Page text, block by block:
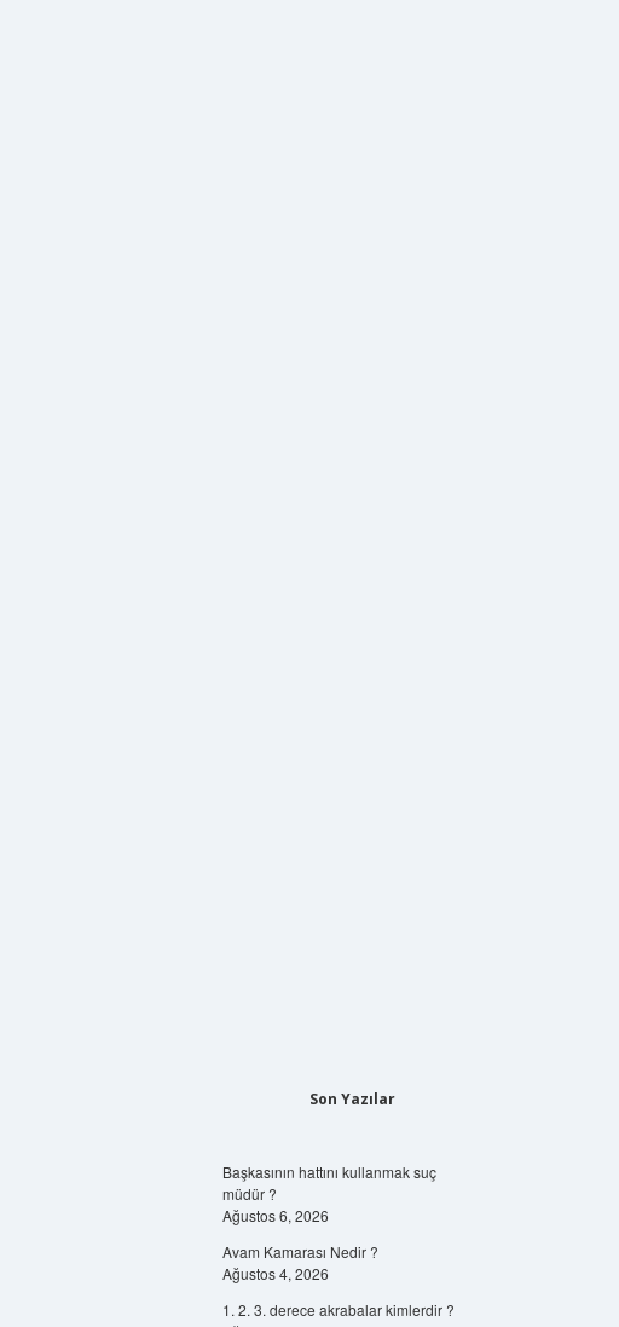
Son Yazılar
Başkasının hattını kullanmak suç
müdür ?
Ağustos 6, 2026
Avam Kamarası Nedir ?
Ağustos 4, 2026
1. 2. 3. derece akrabalar kimlerdir ?